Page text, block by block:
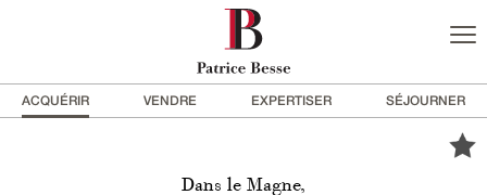
ACQUÉRIR VENDRE EXPERTISER SÉJOURNER
Dans le Magne,